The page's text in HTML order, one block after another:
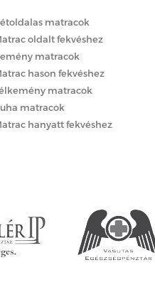
matracok
oldalt fekvéshez
matracok
hason fekvéshez
matracok
matracok
hanyatt fekvéshez